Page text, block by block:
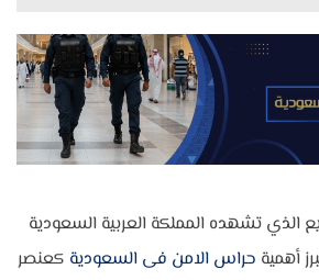
الذي تشهده المملكة العربية السعودية
أهمية حراس الامن فى السعودية كعنصر